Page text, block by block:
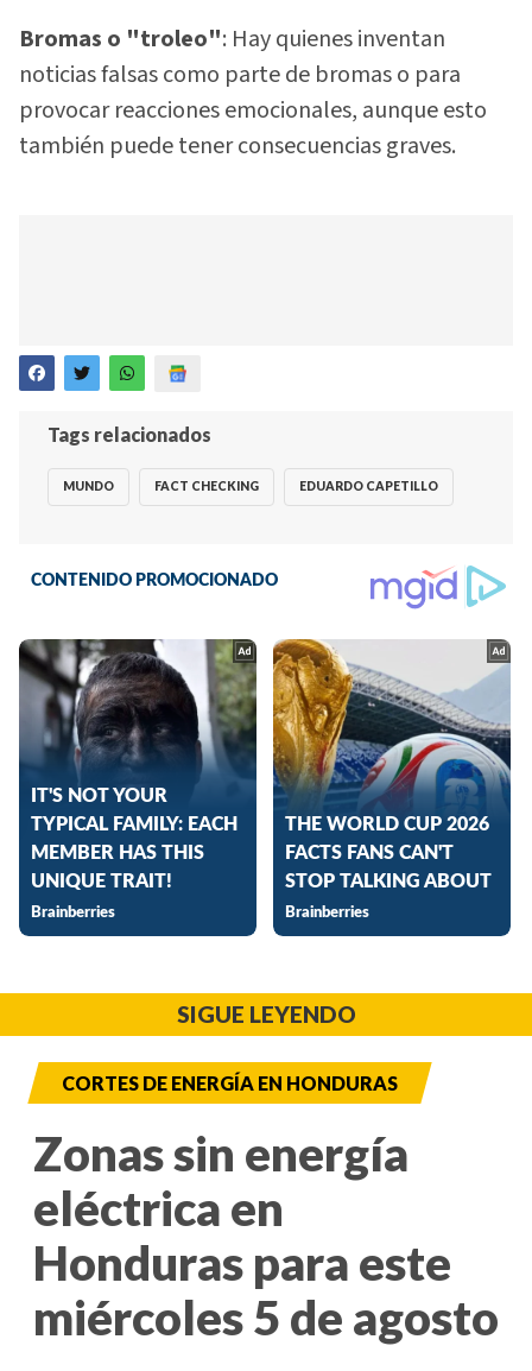
Bromas o "troleo": Hay quienes inventan
noticias falsas como parte de bromas o para
provocar reacciones emocionales, aunque esto
también puede tener consecuencias graves.
Tags relacionados
MUNDO FACT CHECKING EDUARDO CAPETILLO
SIGUE LEYENDO
CORTES DE ENERGÍA EN HONDURAS
Zonas sin energía
eléctrica en
Honduras para este
miércoles 5 de agosto